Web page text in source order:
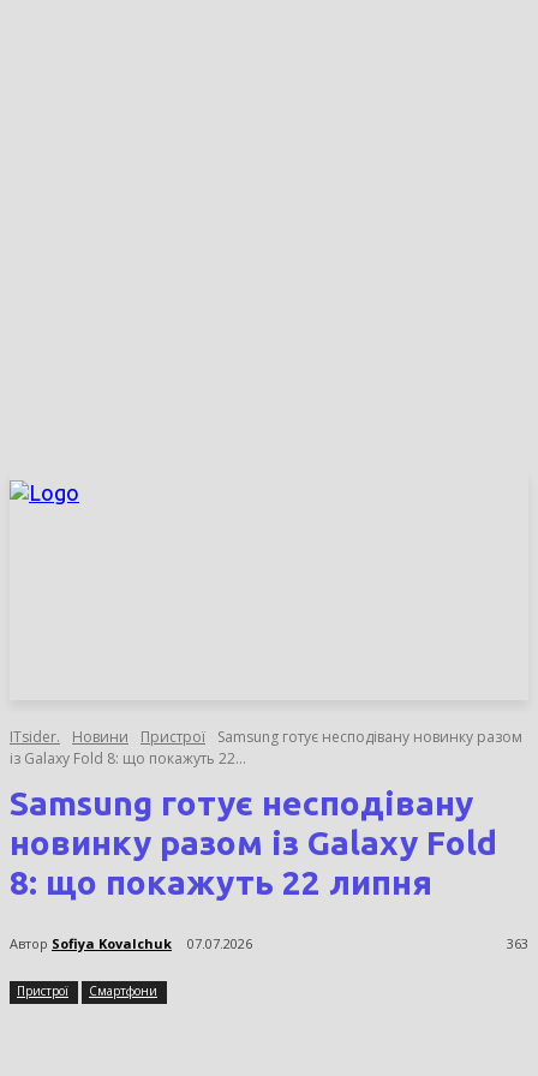
ITsider. Новини Пристрої
Samsung готує несподівану новинку разом
із Galaxy Fold 8: що покажуть 22...
Samsung готує несподівану
новинку разом із Galaxy Fold
8: що покажуть 22 липня
Автор Sofiya Kovalchuk 07.07.2026 363
Пристрої Смартфони